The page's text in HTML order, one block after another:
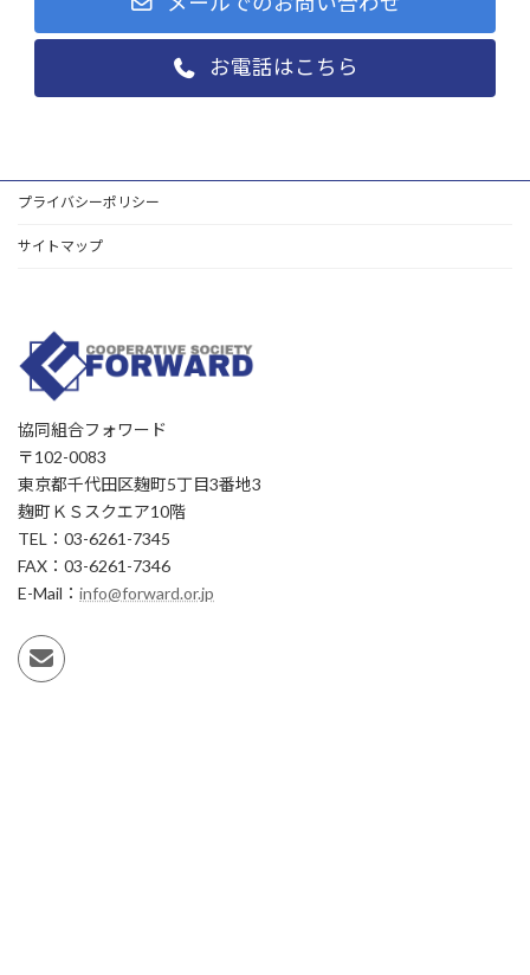
お電話はこちら
プライバシーポリシー
サイトマップ
協同組合フォワード
〒102-0083
東京都千代田区麹町5丁目3番地3
麹町ＫＳスクエア10階
TEL：03-6261-7345
FAX：03-6261-7346
E-Mail： info@forward.or.jp